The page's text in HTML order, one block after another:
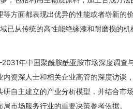
等方面都表现出优异的性能或者崭新的
已从传统的高性能绝缘漆和耐磨损的
年中国聚酰胺酰亚胺市场深度调查
内资深人士和相关企业高管的深度访谈
自主建立的产业分析模型，并结合市
市场服务行业的重要决策参考依据。